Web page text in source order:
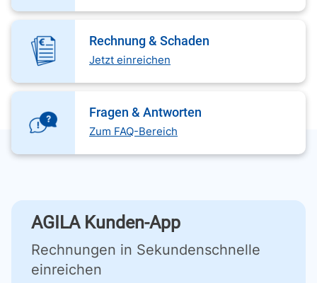
Rechnung & Schaden
Jetzt einreichen
Fragen & Antworten
Zum FAQ-Bereich
AGILA Kunden-App
Rechnungen in Sekundenschnelle
einreichen